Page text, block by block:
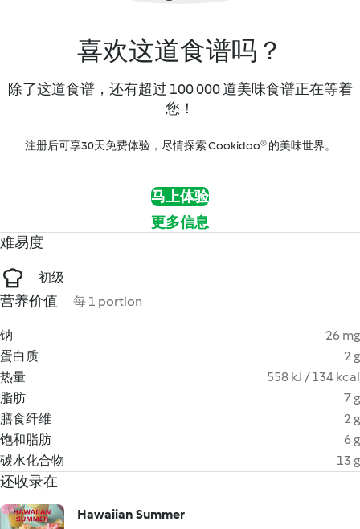
喜欢这道食谱吗？
除了这道食谱，还有超过 100 000 道美味食谱正在等着
您！
注册后可享30天免费体验，尽情探索 Cookidoo® 的美味世界。
马上体验
更多信息
难易度
初级
营养价值 每 1 portion
钠
26 mg
蛋白质
2 g
热量
558 kJ / 134 kcal
脂肪
7 g
膳食纤维
2 g
饱和脂肪
6 g
碳水化合物
13 g
还收录在
Hawaiian Summer